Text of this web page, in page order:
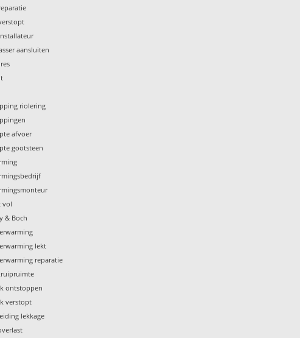
aansluiten
riolering
afvoer
gootsteen
vol
& Boch
lekt
reparatie
ontstoppen
verstopt
lekkage